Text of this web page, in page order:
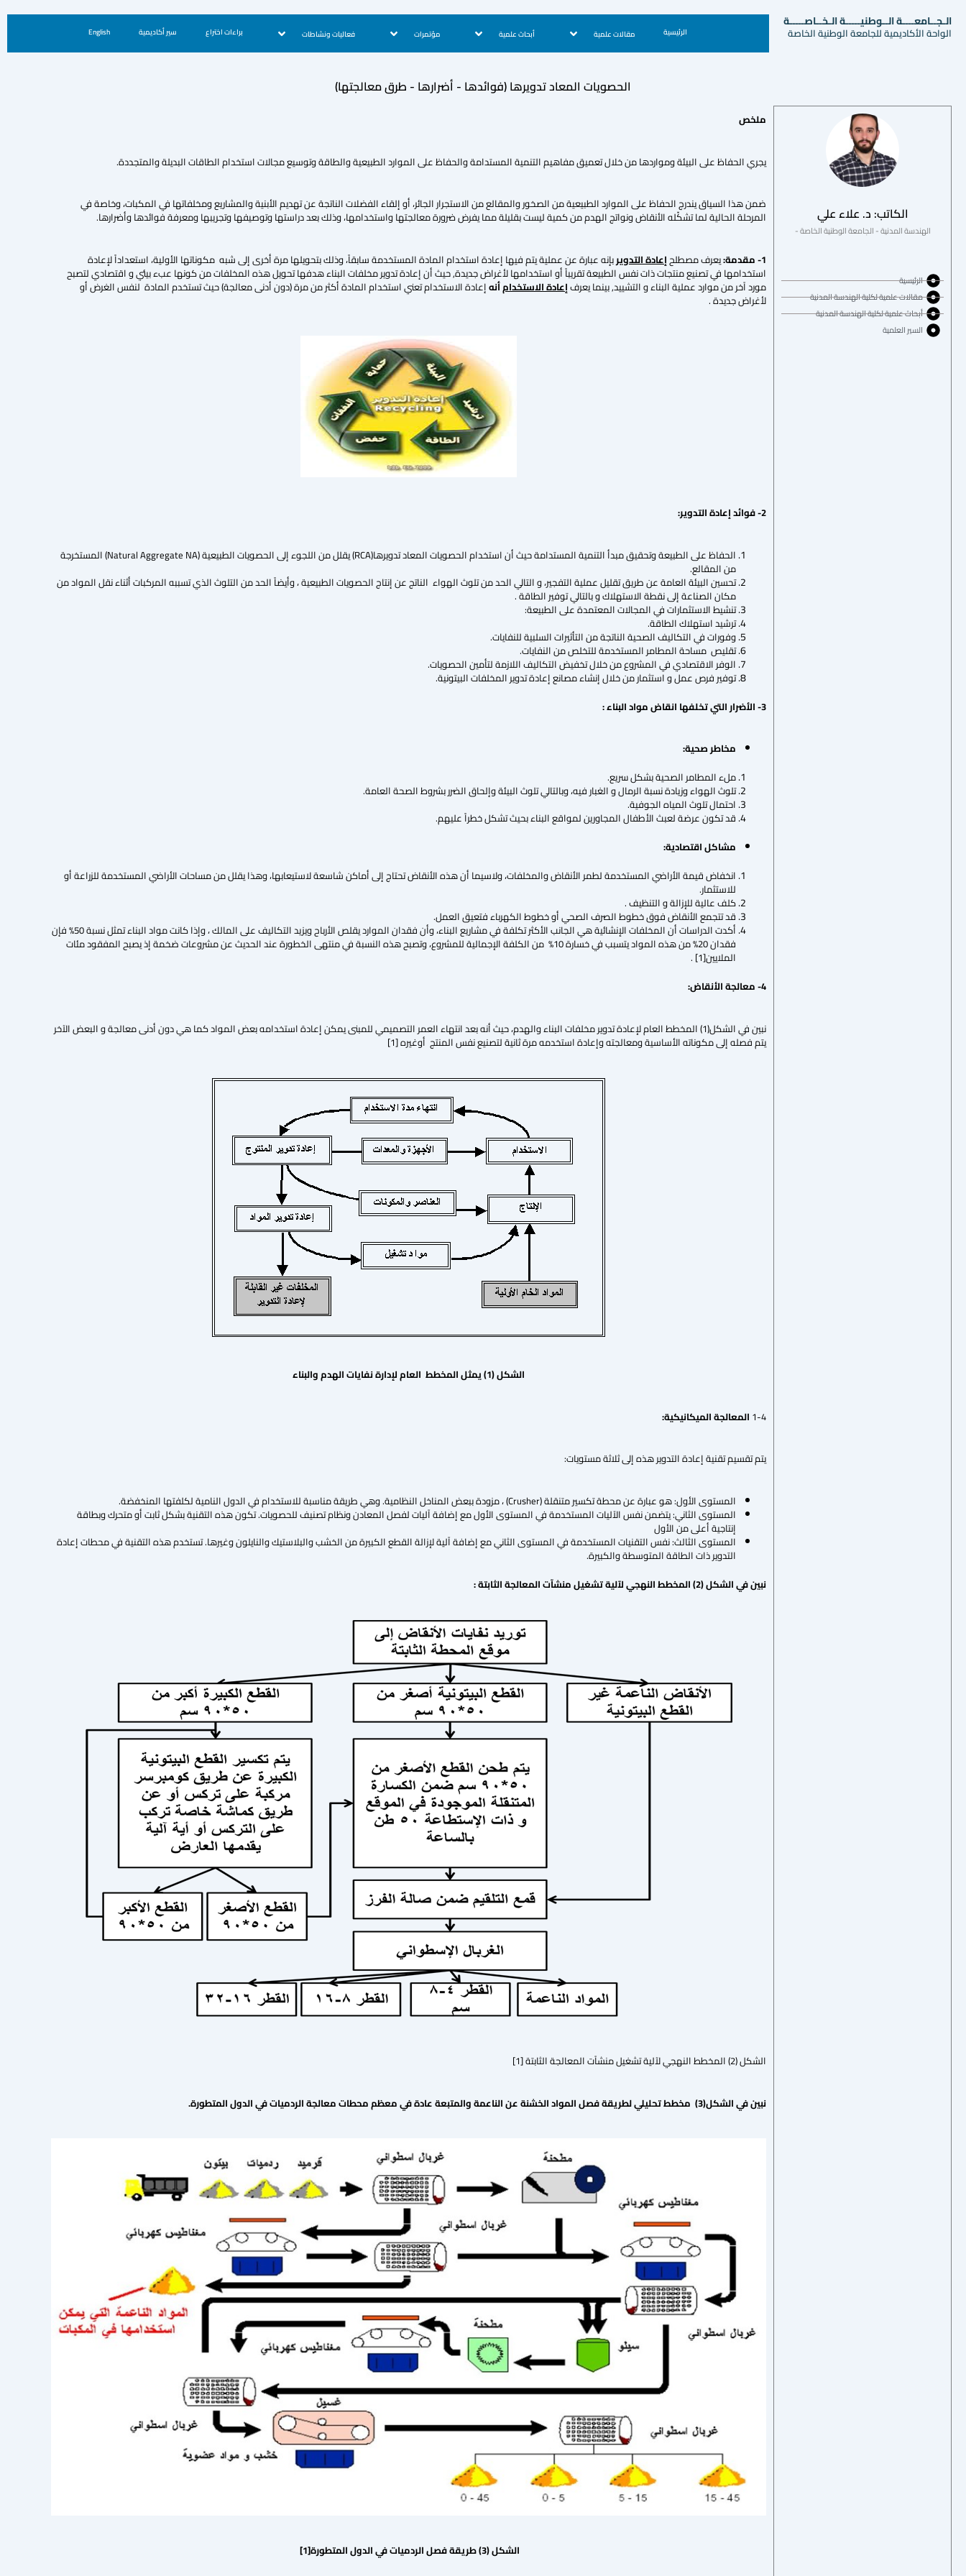
الـجــامعــــة الــوطنيـــــة الـخــاصـــــة
الواحة الأكاديمية للجامعة الوطنية الخاصة الرئيسية مقالات علمية أبحاث علمية مؤتمرات فعاليات ونشاطات براءات اختراع سير أكاديمية English
الحصويات المعاد تدويرها (فوائدها - أضرارها - طرق معالجتها)
الكاتب: د. علاء علي
الهندسة المدنية - الجامعة الوطنية الخاصة -
الرئيسية
مقالات علمية لكلية الهندسة المدنية
أبحاث علمية لكلية الهندسة المدنية
السير العلمية
ملخص
يجري الحفاظ على البيئة ومواردها من خلال تعميق مفاهيم التنمية المستدامة والحفاظ على الموارد الطبيعية والطاقة وتوسيع مجالات استخدام الطاقات البديلة والمتجددة.
ضمن هذا السياق يندرج الحفاظ على الموارد الطبيعية من الصخور والمقالع من الاستجرار الجائر، أو إلقاء الفضلات الناتجة عن تهديم الأبنية والمشاريع ومخلفاتها في المكبات، وخاصة في
المرحلة الحالية لما تشكّله الأنقاض ونواتج الهدم من كمية ليست بقليلة مما يفرض ضرورة معالجتها واستخدامها، وذلك بعد دراستها وتوصيفها وتجريبها ومعرفة فوائدها وأضرارها.
1- مقدمة: يعرف مصطلحإعادة التدويربإنه عبارة عن عملية يتم فيها إعادة استخدام المادة المستخدمة سابقاً، وذلك بتحويلها مرة أخرى إلى شبه مكوناتها الأولية، استعداداً لإعادة
استخدامها في تصنيع منتجات ذات نفس الطبيعة تقريباً أو استخدامها لأغراض جديدة, حيث أن إعادة تدوير مخلفات البناء هدفها تحويل هذه المخلفات من كونها عبء بيئي و اقتصادي لتصبح
مورد آخر من موارد عملية البناء و التشييد, بينما يعرفإعادة الاستخدامأنهإعادة الاستخدام تعني استخدام المادة أكثر من مرة (دون أدنى معالجة) حيث تستخدم المادة لنفس الغرض أو
لأغراض جديدة .
2- فوائد إعادة التدوير:
الحفاظ على الطبيعة وتحقيق مبدأ التنمية المستدامة حيث أن استخدام الحصويات المعاد تدويرها(RCA) يقلل من اللجوء إلى الحصويات الطبيعية (Natural Aggregate NA) المستخرجة
من المقالع.
تحسين البيئة العامة عن طريق تقليل عملية التفجير، و التالي الحد من تلوث الهواء الناتج عن إنتاج الحصويات الطبيعية ، وأيضاً الحد من التلوث الذي تسببه المركبات أثناء نقل المواد من
مكان الصناعة إلى نقطة الاستهلاك و بالتالي توفير الطاقة .
تنشيط الاستثمارات في المجالات المعتمدة على الطبيعة:
ترشيد استهلاك الطاقة.
وفورات في التكاليف الصحية الناتجة من التأثيرات السلبية للنفايات.
تقليص مساحة المطامر المستخدمة للتخلص من النفايات.
الوفر الاقتصادي في المشروع من خلال تخفيض التكاليف اللازمة لتأمين الحصويات.
توفير فرص عمل و استثمار من خلال إنشاء مصانع إعادة تدوير المخلفات البيتونية.
3- الأضرار التي تخلفها انقاض مواد البناء :
مخاطر صحية:
ملء المطامر الصحية بشكل سريع.
تلوث الهواء وزيادة نسبة الرمال و الغبار فيه، وبالتالي تلوث البيئة وإلحاق الضرر بشروط الصحة العامة.
احتمال تلوث المياه الجوفية.
قد تكون عرضة لعبث الأطفال المجاورين لمواقع البناء بحيث تشكل خطراً عليهم.
مشاكل اقتصادية:
انخفاض قيمة الأراضي المستخدمة لطمر الأنقاض والمخلفات، ولاسيما أن هذه الأنقاض تحتاج إلى أماكن شاسعة لاستيعابها، وهذا يقلل من مساحات الأراضي المستخدمة للزراعة أو
للاستثمار.
كلف عالية للإزالة و التنظيف .
قد تتجمع الأنقاض فوق خطوط الصرف الصحي أو خطوط الكهرباء فتعيق العمل.
أكدت الدراسات أن المخلفات الإنشائية هي الجانب الأكثر تكلفة في مشاريع البناء، وأن فقدان الموارد يقلص الأرباح ويزيد التكاليف على المالك ، وإذا كانت مواد البناء تمثل نسبة 50% فإن
فقدان 20% من هذه المواد يتسبب في خسارة 10% من الكلفة الإجمالية للمشروع، وتصبح هذه النسبة في منتهى الخطورة عند الحديث عن مشروعات ضخمة إذ يصبح المفقود مئات
الملايين[1] .
4- معالجة الأنقاض:
نبين في الشكل(1) المخطط العام لإعادة تدوير مخلفات البناء والهدم، حيث أنه بعد انتهاء العمر التصميمي للمبنى يمكن إعادة استخدامه بعض المواد كما هي دون أدنى معالجة و البعض الآخر
يتم فصله إلى مكوناته الأساسية ومعالجته وإعادة استخدمه مرة ثانية لتصنيع نفس المنتج أوغيره [1]
الشكل (1) يمثل المخطط العام لإدارة نفايات الهدم والبناء
1-4 المعالجة الميكانيكية:
يتم تقسيم تقنية إعادة التدوير هذه إلى ثلاثة مستويات:
المستوى الأول: هو عبارة عن محطة تكسير متنقلة (Crusher) ، مزودة ببعض المناخل النظامية. وهي طريقة مناسبة للاستخدام في الدول النامية لكلفتها المنخفضة.
المستوى الثاني: يتضمن نفس الآليات المستخدمة في المستوى الأول مع إضافة آليات لفصل المعادن ونظام تصنيف للحصويات. تكون هذه التقنية بشكل ثابت أو متحرك وبطاقة
إنتاجية أعلى من الأول
المستوى الثالث: نفس التقنيات المستخدمة في المستوى الثاني مع إضافة آلية لإزالة القطع الكبيرة من الخشب والبلاستيك والنايلون وغيرها. تستخدم هذه التقنية في محطات إعادة
التدوير ذات الطاقة المتوسطة والكبيرة.
نبين في الشكل (2) المخطط النهجي لآلية تشغيل منشآت المعالجة الثابتة :
الشكل (2) المخطط النهجي لآلية تشغيل منشآت المعالجة الثابتة [1]
نبين في الشكل(3) مخطط تحليلي لطريقة فصل المواد الخشنة عن الناعمة والمتبعة عادة في معظم محطات معالجة الردميات في الدول المتطورة.
الشكل (3) طريقة فصل الردميات في الدول المتطورة[1]